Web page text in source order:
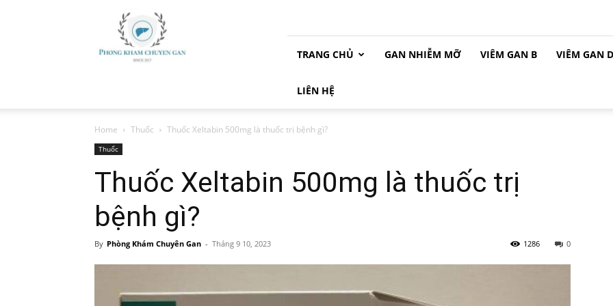
Chuyên
Gan
TRANG CHỦ GAN NHIỄM MỠ VIÊM GAN B VIÊM GAN
LIÊN HỆ
Home Thuốc Thuốc Xeltabin 500mg là thuốc trị bệnh gì?
Thuốc
Thuốc Xeltabin 500mg là thuốc trị
bệnh gì?
By Phòng Khám Chuyên Gan - Tháng 9 10, 2023 0
1286